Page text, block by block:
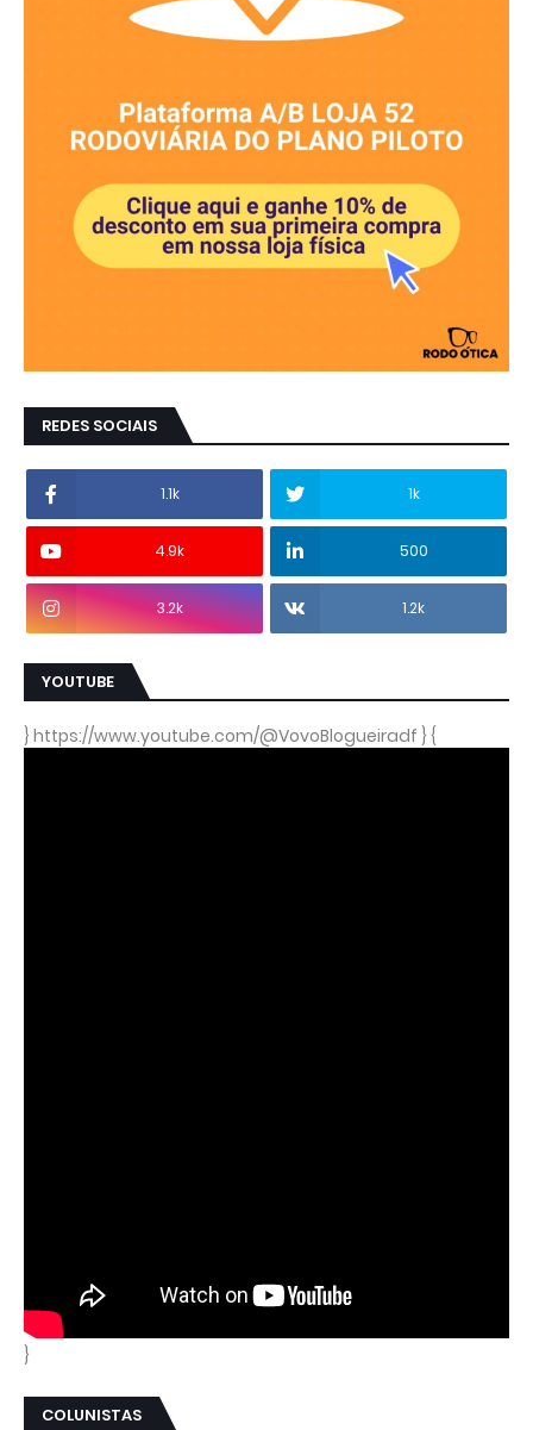
REDES SOCIAIS
1.1k 1k
4.9k 500
3.2k 1.2k
YOUTUBE
} https://www.youtube.com/@VovoBlogueiradf } {
}
COLUNISTAS